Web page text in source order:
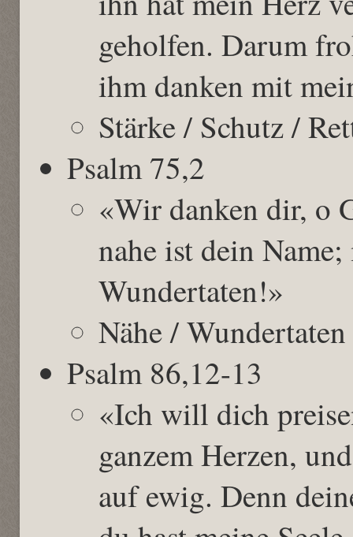
geholfen. Darum
ihm danken mit
Stärke / Schutz /
Psalm 75,2
«Wir danken dir, o
nahe ist dein
Wundertaten!»
Nähe / Wundertaten
Psalm 86,12-13
«Ich will dich
ganzem Herzen,
auf ewig. Denn